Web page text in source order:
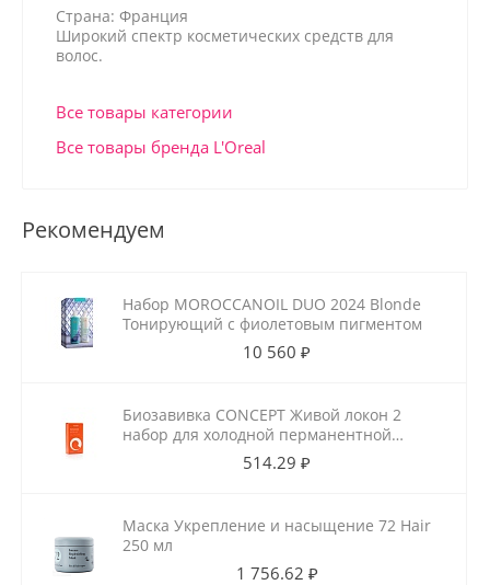
Страна: Франция
Широкий спектр косметических средств для
волос.
Все товары категории
Все товары бренда L'Oreal
Рекомендуем
Набор MOROCCANOIL DUO 2024 Blonde
Тонирующий с фиолетовым пигментом
10 560 ₽
Биозавивка CONCEPT Живой локон 2
набор для холодной перманентной
завивки для ослабленных волос
514.29 ₽
Маска Укрепление и насыщение 72 Hair
250 мл
1 756.62 ₽